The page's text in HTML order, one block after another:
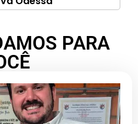
PARA